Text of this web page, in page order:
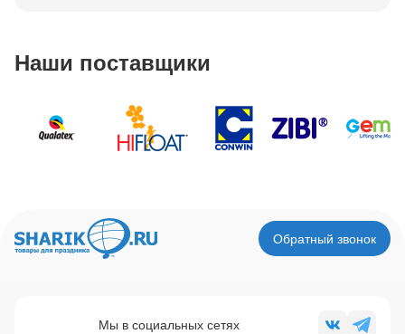
Наши поставщики
Обратный звонок
Мы в социальных сетях